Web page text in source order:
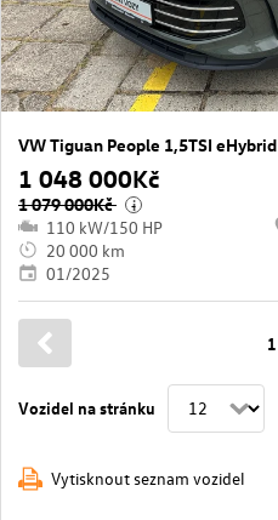
VW Tiguan People 1,5TSI eHybrid
1 048 000Kč
1 079 000Kč i
110 kW/150 HP
20 000 km
01/2025
Vozidel na stránku
1
Vytisknout seznam vozidel